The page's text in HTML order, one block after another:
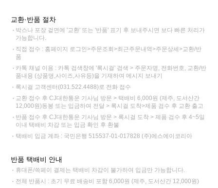
교환·반품 절차
박스나 포장 겉면에 '교환' 또는 '반품' 표기 후 보내주시면 보다 빠른 처리가
가능합니다.
직접 접수 : 홈페이지 로그인>주문조회>최근주문내역>주문상세>교환/반
품
카톡 채널 이용 : 카톡 검색창에 '록시걸' 검색 > 주문자명, 전화번호, 교환/반
품내용 (상품명,사이즈,사유등)을 기재하여 메시지 보내기
록시걸 고객센터(031.522.4488)로 전화 접수
교환 접수 후 CJ대한통운 기사님 방문 > 택배비 6,000원 (제주, 도서산간
12,000원)동봉 또는 입금하여 전달 > 록시걸 도착>제품 검수 후 교환 출고
반품 접수 후 CJ대한통운 기사님 방문 > 록시걸 도착 > 제품 검수 후 4~5일
이내 택배비 차감 또는 입금 확인 후 환불
택배비 입금 계좌 : 국민은행 515537-01-017828 (주)에스에이코리아
반품 택배비 안내
휴대폰/쓱페이 결제는 택배비 차감이 불가하여 입금만 가능합니다.
전체 반품시 : 초기 무료 배송비 포함 6,000원 (제주, 도서산간 12,000원)